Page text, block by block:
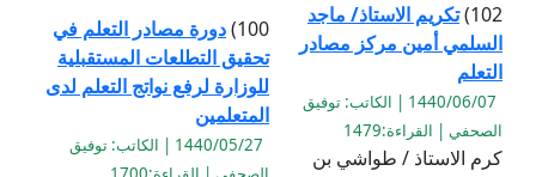
102) تكريم الاستاذ/ ماجد
السلمي أمين مركز مصادر
التعلم
1440/06/07 | الكاتب: توفيق
الصحفي | القراءة:1479
كرم الاستاذ / طواشي بن
100) دورة مصادر التعلم في
تحقيق التطلعات المستقبلية
للوزارة لرفع نواتج التعلم لدى
المتعلمين
1440/05/27 | الكاتب: توفيق